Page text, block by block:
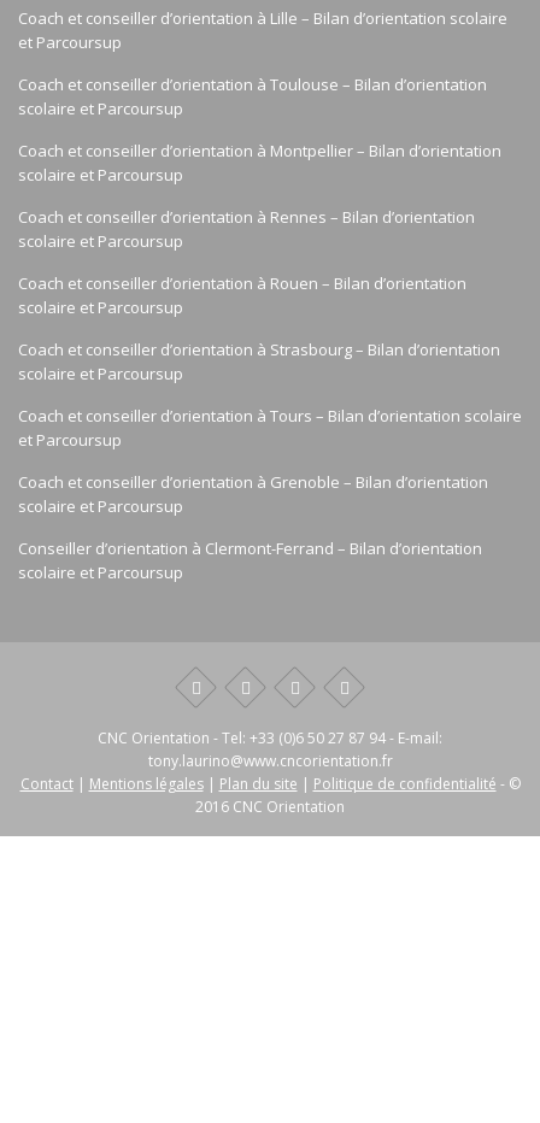
Coach et conseiller d’orientation à Lille – Bilan d’orientation scolaire
et Parcoursup
Coach et conseiller d’orientation à Toulouse – Bilan d’orientation
scolaire et Parcoursup
Coach et conseiller d’orientation à Montpellier – Bilan d’orientation
scolaire et Parcoursup
Coach et conseiller d’orientation à Rennes – Bilan d’orientation
scolaire et Parcoursup
Coach et conseiller d’orientation à Rouen – Bilan d’orientation
scolaire et Parcoursup
Coach et conseiller d’orientation à Strasbourg – Bilan d’orientation
scolaire et Parcoursup
Coach et conseiller d’orientation à Tours – Bilan d’orientation scolaire
et Parcoursup
Coach et conseiller d’orientation à Grenoble – Bilan d’orientation
scolaire et Parcoursup
Conseiller d’orientation à Clermont-Ferrand – Bilan d’orientation
scolaire et Parcoursup
CNC Orientation - Tel: +33 (0)6 50 27 87 94- E-mail:
tony.laurino@www.cncorientation.fr
Contact| Mentions légales| Plan du site | Politique de confidentialité - ©
2016 CNC Orientation